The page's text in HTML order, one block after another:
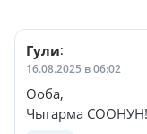
Гули:
16.08.2025 в 06:02
Ооба,
Чыгарма СООНУН!